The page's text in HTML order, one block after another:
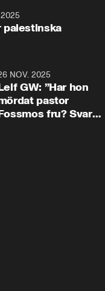
palestinska
NOV. 2025
GW: ”Har hon
pastor
fru? Svar